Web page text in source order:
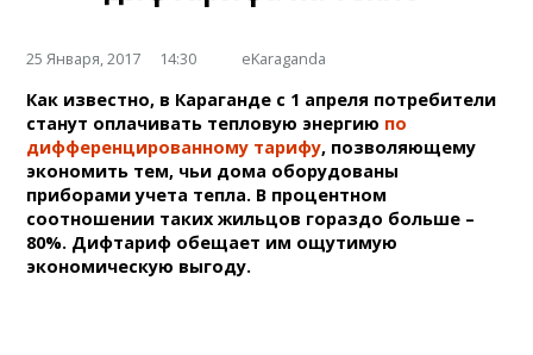
25 Января, 2017 14:30 eKaraganda
Как известно, в Караганде с 1 апреля потребители
станут оплачивать тепловую энергию по
дифференцированному тарифу, позволяющему
экономить тем, чьи дома оборудованы
приборами учета тепла. В процентном
соотношении таких жильцов гораздо больше –
80%. Дифтариф обещает им ощутимую
экономическую выгоду.